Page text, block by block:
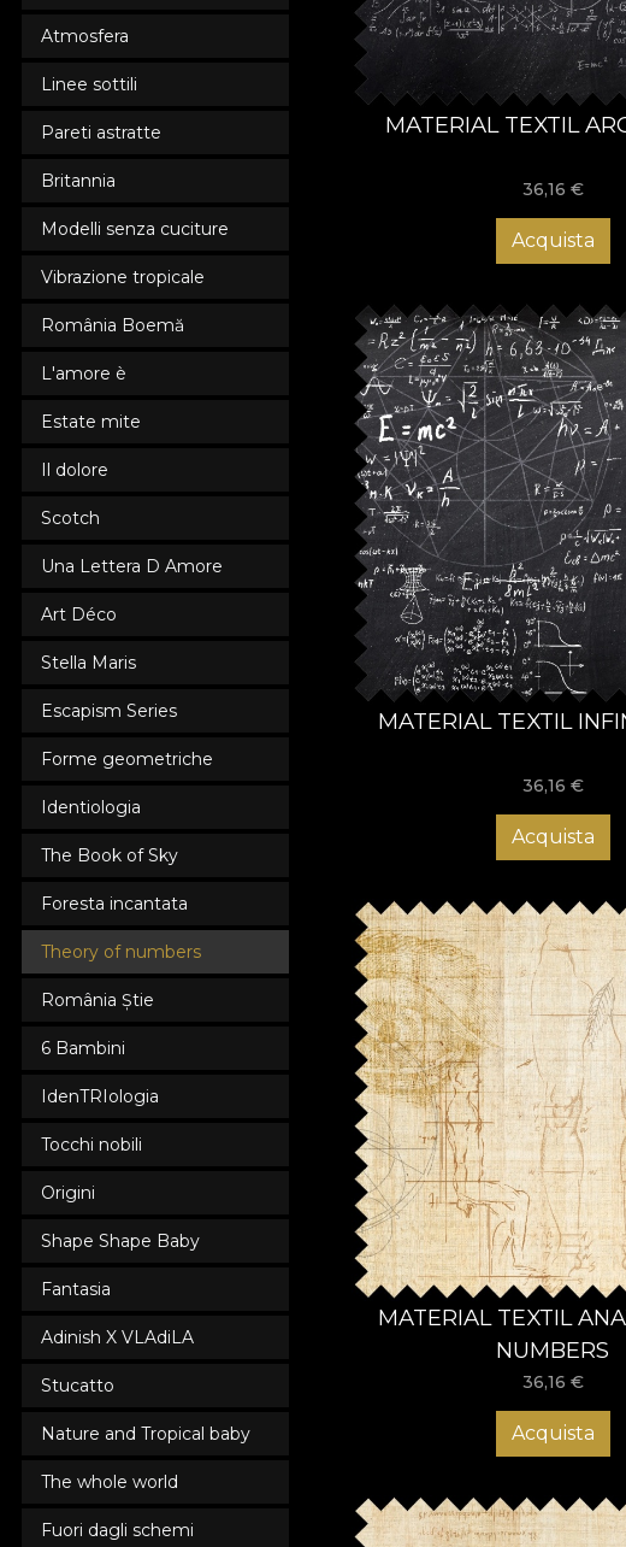
Atmosfera
Linee sottili
Pareti astratte
Britannia
Modelli senza cuciture
Vibrazione tropicale
România Boemă
L'amore è
Estate mite
Il dolore
Scotch
Una Lettera D Amore
Art Déco
Stella Maris
Escapism Series
Forme geometriche
Identiologia
The Book of Sky
Foresta incantata
Theory of numbers
România Știe
6 Bambini
IdenTRIologia
Tocchi nobili
Origini
Shape Shape Baby
Fantasia
Adinish X VLAdiLA
Stucatto
Nature and Tropical baby
The whole world
Fuori dagli schemi
MATERIAL TEXTIL
36,16 €
Acquista
MATERIAL TEXTIL
36,16 €
Acquista
MATERIAL TEXTIL
NUMBERS
36,16 €
Acquista